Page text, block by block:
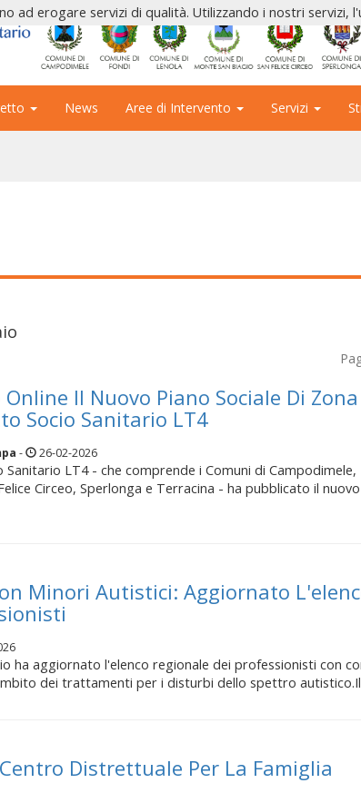
News Aree di Intervento Servizi
Il Nuovo Piano Sociale Di
Socio Sanitario LT4
- 26-02-2026
LT4 - che comprende i Comuni di
Circeo, Sperlonga e Terracina - ha pubblicato il
Minori Autistici: Aggiornato
ha aggiornato l'elenco regionale dei professionisti con
dei trattamenti per i disturbi dello spettro
Distrettuale Per La Famiglia
ad erogare servizi di qualità. Utilizzando i nostri